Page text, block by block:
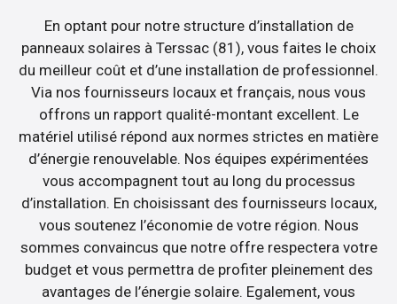
En optant pour notre structure d’installation de
panneaux solaires à Terssac (81), vous faites le choix
du meilleur coût et d’une installation de professionnel.
Via nos fournisseurs locaux et français, nous vous
offrons un rapport qualité-montant excellent. Le
matériel utilisé répond aux normes strictes en matière
d’énergie renouvelable. Nos équipes expérimentées
vous accompagnent tout au long du processus
d’installation. En choisissant des fournisseurs locaux,
vous soutenez l’économie de votre région. Nous
sommes convaincus que notre offre respectera votre
budget et vous permettra de profiter pleinement des
avantages de l’énergie solaire. Egalement, vous